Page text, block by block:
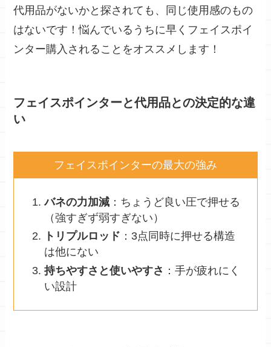
代用品がないかと探されても、同じ使用感のもの
はないです！悩んでいるうちに早くフェイスポイ
ンター購入されることをオススメ します！
フェイスポインターと代用品との決定的な違
い
フェイスポインターの最大の強み
バネの力加減：ちょうど良い圧で押せる
（強すぎず弱すぎない）
トリプルロッド ：3点同時に押せる構造
は他にない
持ちやすさと使いやすさ ：手が疲れにく
い設計